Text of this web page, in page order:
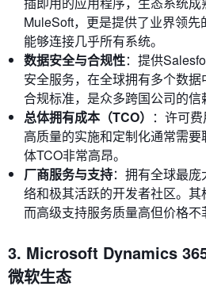
MuleSoft，更是提供了业界领先
能够连接几乎所有系统。
数据安全与合规性：提供
安全服务，在全球拥有多个数
合规标准，是众多跨国公司的信
总体拥有成本（TCO） ：许可
高质量的实施和定制化通常需
体TCO非常高昂。
厂商服务与支持：拥有全球最
络和极其活跃的开发者社区。其
而高级支持服务质量高但价格不
3. Microsoft Dynamics
微软生态